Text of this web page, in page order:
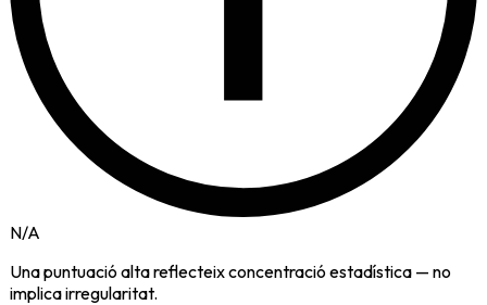
N/A
Una puntuació alta reflecteix concentració estadística — no
implica irregularitat.